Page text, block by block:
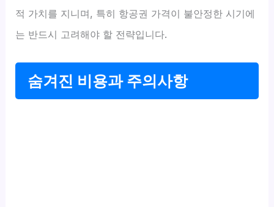
적 가치를 지니며, 특히 항공권 가격이 불안정한 시기에
는 반드시 고려해야 할 전략입니다.
숨겨진 비용과 주의사항